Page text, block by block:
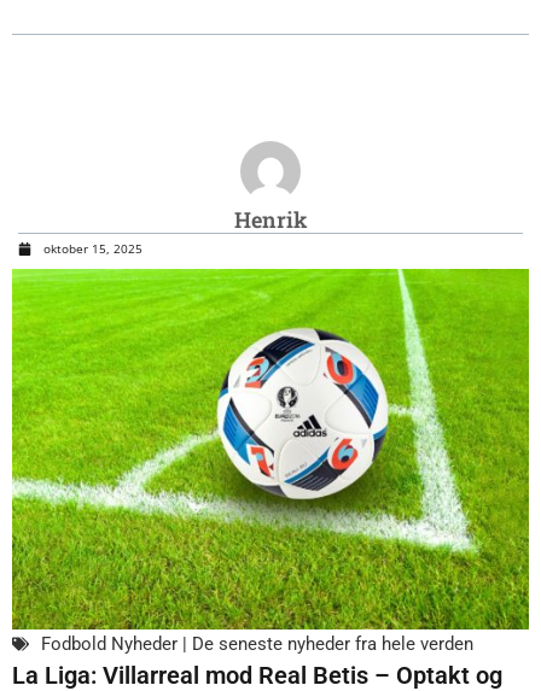
Henrik
oktober 15, 2025
Fodbold Nyheder | De seneste nyheder fra hele verden
La Liga: Villarreal mod Real Betis – Optakt og